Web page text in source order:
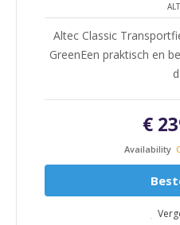
Altec Classic
GreenEen praktisch en
€
Availability